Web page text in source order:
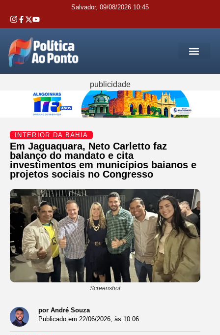
Salvador, 09/08/2026 10:45
publicidade
INTERIOR DA BAHIA
Em Jaguaquara, Neto Carletto faz
balanço do mandato e cita
investimentos em municípios baianos e
projetos sociais no Congresso
Screenshot
por André Souza
Publicado em 22/06/2026, às 10:06